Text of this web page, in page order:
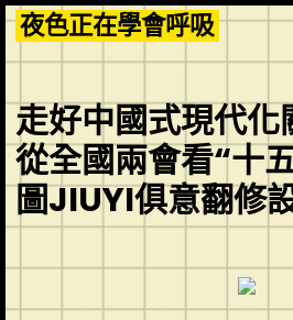
Skip
to
content
夜色正在學會呼吸
走好中國式現代
從全國兩會看“十
圖JIUYI俱意翻修